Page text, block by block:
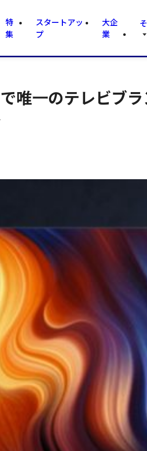
特
集
スタートアッ
プ
大企
業
唯一のテレビブ